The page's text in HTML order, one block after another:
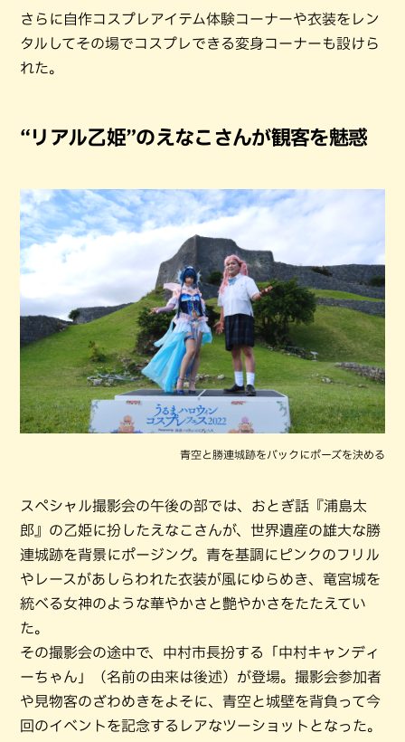
さらに自作コスプレアイテム体験コーナーや衣装をレン
タルしてその場でコスプレできる変身コーナーも設けら
れた。
“リアル乙姫”のえなこさんが観客を魅惑
青空と勝連城跡をバックにポーズを決める
スペシャル撮影会の午後の部では、おとぎ話『浦島太
郎』の乙姫に扮したえなこさんが、世界遺産の雄大な勝
連城跡を背景にポージング。青を基調にピンクのフリル
やレースがあしらわれた衣装が風にゆらめき、竜宮城を
統べる女神のような華やかさと艶やかさをたたえてい
た。
その撮影会の途中で、中村市長扮する「中村キャンディ
ーちゃん」（名前の由来は後述）が登場。撮影会参加者
や見物客のざわめきをよそに、青空と城壁を背負って今
回のイベントを記念するレアなツーショットとなった。